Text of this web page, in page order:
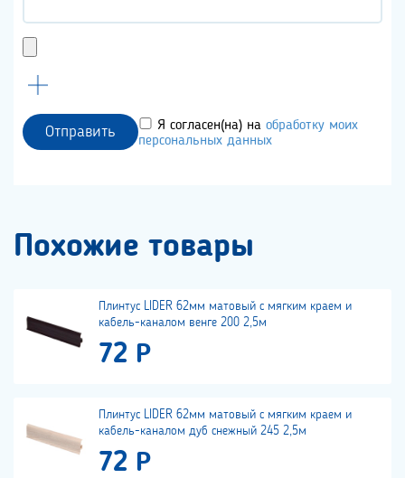
Отправить Я согласен(на) на обработку моих
персональных данных
Похожие товары
Плинтус LIDER 62мм матовый с мягким краем и
кабель-каналом венге 200 2,5м
72 Р
Плинтус LIDER 62мм матовый с мягким краем и
кабель-каналом дуб снежный 245 2,5м
72 Р